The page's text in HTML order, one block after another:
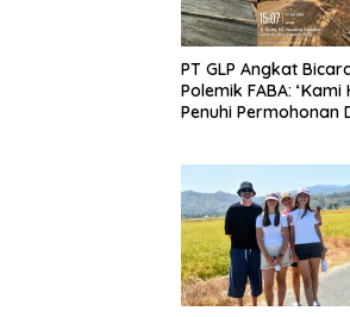
PT GLP Angkat
Polemik FABA: ‘Kami
Penuhi Permohonan